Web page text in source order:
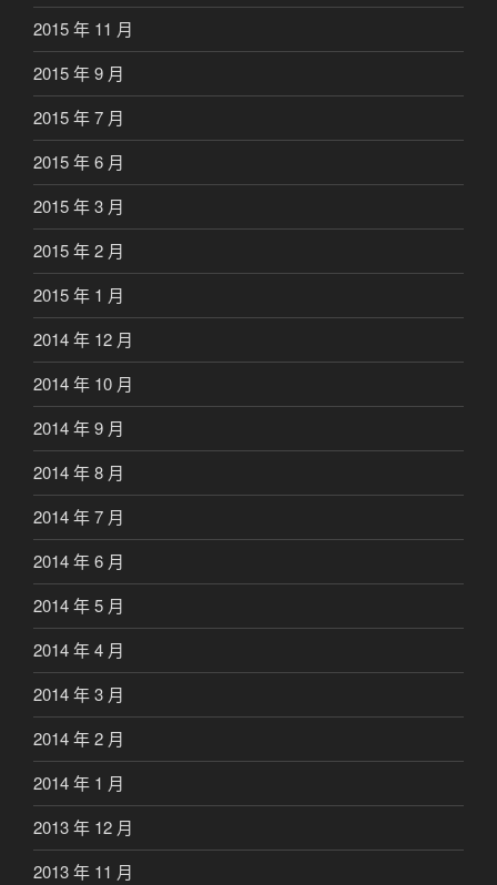
2015 年 11 月
2015 年 9 月
2015 年 7 月
2015 年 6 月
2015 年 3 月
2015 年 2 月
2015 年 1 月
2014 年 12 月
2014 年 10 月
2014 年 9 月
2014 年 8 月
2014 年 7 月
2014 年 6 月
2014 年 5 月
2014 年 4 月
2014 年 3 月
2014 年 2 月
2014 年 1 月
2013 年 12 月
2013 年 11 月